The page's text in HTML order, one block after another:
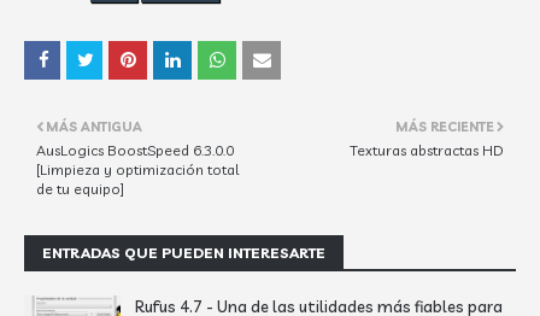
MÁS RECIENTE
Texturas abstractas HD
MÁS ANTIGUA
AusLogics BoostSpeed 6.3.0.0
[Limpieza y optimización total
de tu equipo]
ENTRADAS QUE PUEDEN INTERESARTE
Rufus 4.7 - Una de las utilidades más fiables para